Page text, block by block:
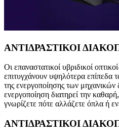
ΑΝΤΙΔΡΑΣΤΙΚΟΙ
Οι επαναστατικοί υβριδικοί
επιτυγχάνουν υψηλότερα επίπεδα
της ενεργοποίησης των
ενεργοποίηση διατηρεί την
γνωρίζετε πότε αλλάζετε όπλα ή
ΑΝΤΙΔΡΑΣΤΙΚΟΙ